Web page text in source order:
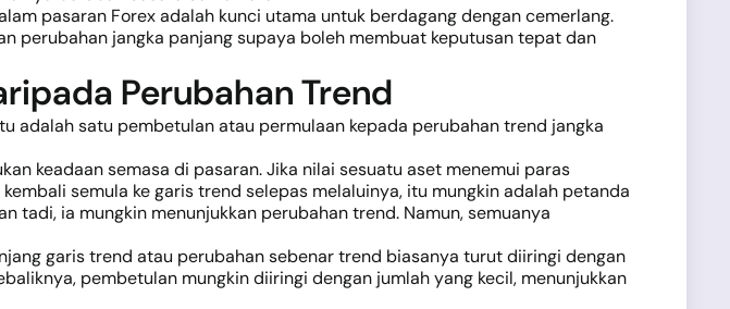
pasaran Forex adalah kunci utama untuk berdagang dengan cemerlang.
perubahan jangka panjang supaya boleh membuat keputusan tepat dan
Perubahan Trend
adalah satu pembetulan atau permulaan kepada perubahan trend jangka
keadaan semasa di pasaran. Jika nilai sesuatu aset menemui paras
semula ke garis trend selepas melaluinya, itu mungkin adalah petanda
tadi, ia mungkin menunjukkan perubahan trend. Namun, semuanya
garis trend atau perubahan sebenar trend biasanya turut diiringi dengan
pembetulan mungkin diiringi dengan jumlah yang kecil, menunjukkan